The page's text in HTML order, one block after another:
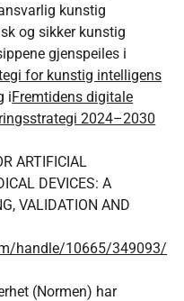
kunstig
og sikker kunstig
gjenspeiles i
for kunstig intelligens
iFremtidens digitale
2024–2030
ARTIFICIAL
DEVICES: A
VALIDATION AND
handle/10665/349093/
(Normen) har